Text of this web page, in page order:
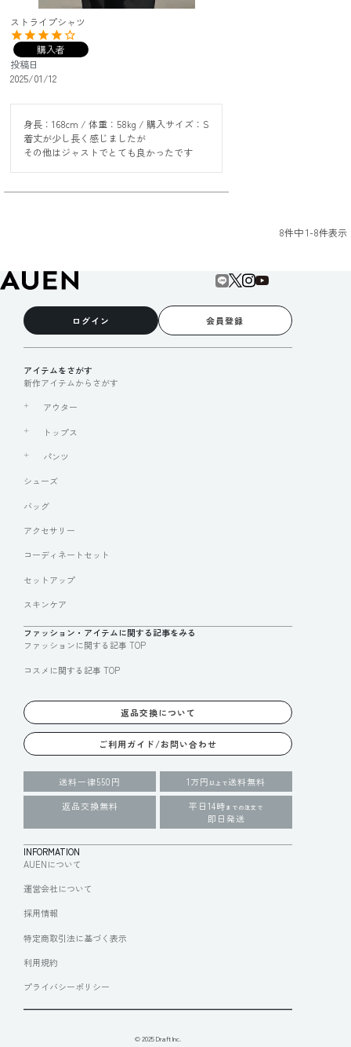
ストライプシャツ
購入者
投稿日
2025/01/12
身長：168cm / 体重：58kg / 購入サイズ：S
着丈が少し長く感じましたが
その他はジャストでとても良かったです
8件中1-8件表示
ログイン 会員登録
アイテムをさがす
新作アイテムからさがす
アウター
トップス
パンツ
シューズ
バッグ
アクセサリー
コーディネートセット
セットアップ
スキンケア
ファッション・アイテムに関する記事をみる
ファッションに関する記事 TOP
コスメに関する記事 TOP
返品交換について
ご利用ガイド/お問い合わせ
送料一律550円 1万円 以上で送料無料
返品交換無料
平日14時 までの注文で
即日発送
INFORMATION
AUENについて
運営会社について
採用情報
特定商取引法に基づく表示
利用規約
プライバシーポリシー
© 2025 Draft Inc.